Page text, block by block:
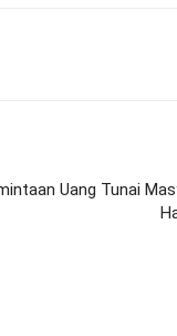
Uang Tunai